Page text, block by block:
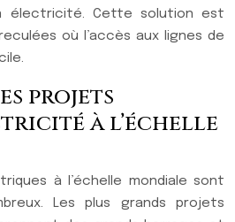
électricité. Cette solution est
où l’accès aux lignes de
projets
à l’échelle
à l’échelle mondiale sont
Les plus grands projets